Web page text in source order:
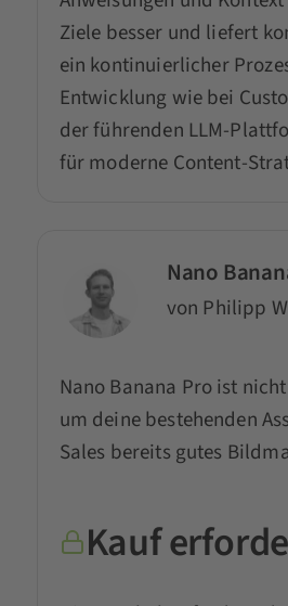
Ziele besser und liefert
ein kontinuierlicher
Entwicklung wie bei
der führenden LLM-
für moderne Content-
Nano
von Philipp
Nano Banana Pro ist
um deine bestehenden
Sales bereits gutes
Kauf